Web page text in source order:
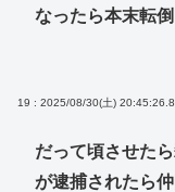
なったら本末転倒
19 : 2025/08/30(土)
だって頃させた
が逮捕されたら